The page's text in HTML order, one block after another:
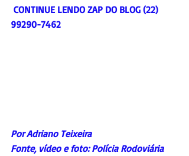
CONTINUE LENDO ZAP DO BLOG (22)
99290-7462
Por Adriano Teixeira
Fonte, vídeo e foto: Polícia Rodoviária